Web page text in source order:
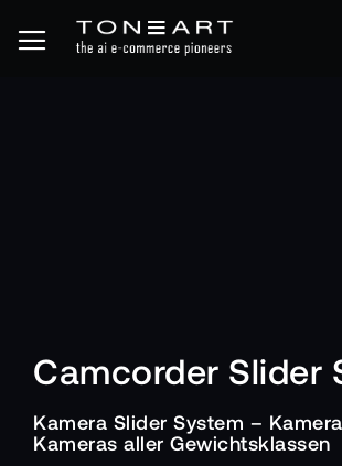
Camcorder Slider
Kamera Slider System –
Kameras aller Gewichtsklassen